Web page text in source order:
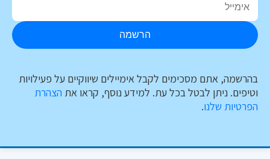
הרשמה
בהרשמה, אתם מסכימים לקבל אימיילים שיווקיים על פעילויות
וטיפים. ניתן לבטל בכל עת. למידע נוסף, קראו את הצהרת
הפרטיות שלנו.